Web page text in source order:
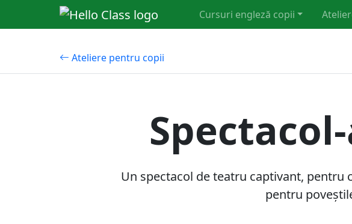
Cursuri engleză copii
Ateliere pentru copii
Un spectacol de teatru captivant, pentru
pentru